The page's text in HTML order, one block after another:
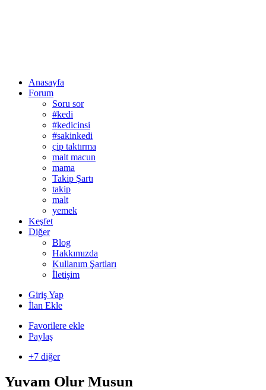
Anasayfa
Forum
Soru sor
#kedi
#kedicinsi
#sakinkedi
çip taktırma
malt macun
mama
Takip Şartı
takip
malt
yemek
Keşfet
Diğer
Blog
Hakkımızda
Kullanım Şartları
İletişim
Giriş Yap
İlan Ekle
Favorilere ekle
Paylaş
+7 diğer
Yuvam Olur Musun